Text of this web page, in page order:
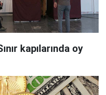
kapılarında oy